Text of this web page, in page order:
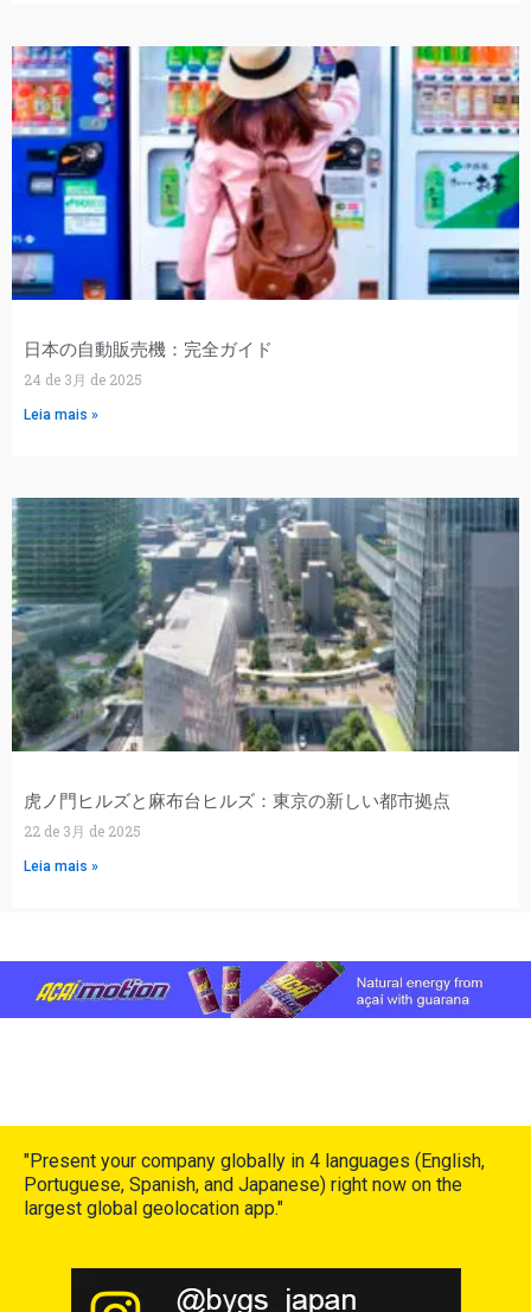
日本の自動販売機：完全ガイド
24 de 3月 de 2025
Leia mais »
虎ノ門ヒルズと麻布台ヒルズ：東京の新しい都市拠点
22 de 3月 de 2025
Leia mais »
"Present your company globally in 4 languages (English,
Portuguese, Spanish, and Japanese) right now on the
largest global geolocation app."